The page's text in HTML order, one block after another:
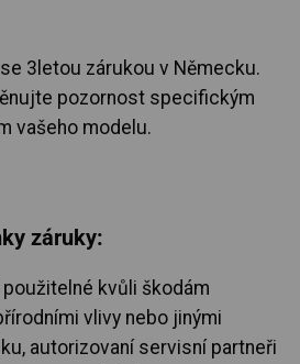
3letou zárukou v Německu.
pozornost specifickým
vašeho modelu.
záruky:
použitelné kvůli škodám
vlivy nebo jinými
autorizovaní servisní partneři